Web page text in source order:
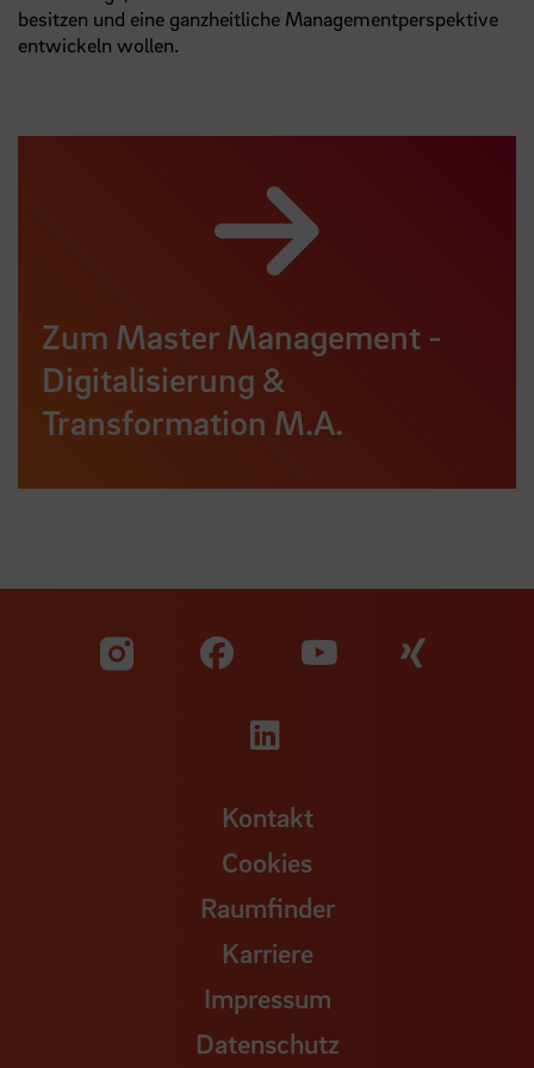
besitzen und eine ganzheitliche Managementperspektive
entwickeln wollen.
Zum Master Management -
Digitalisierung &
Transformation M.A.
Zu unserer Facebook
Zu
Zu unserer
Kontakt
Cookies
Raumfinder
Karriere
Impressum
Datenschutz